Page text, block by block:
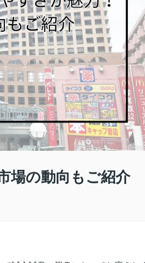
場の動向もご紹介